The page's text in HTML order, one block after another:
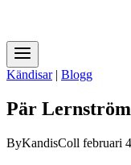
Kändisar| Blogg
Pär
ByKandisColl februari